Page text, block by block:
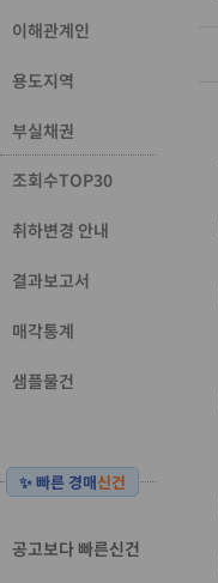
이해관계인
용도지역
부실채권
조회수TOP30
취하변경 안내
결과보고서
매각통계
샘플물건
✨ 빠른 경매신건
공고보다 빠른신건